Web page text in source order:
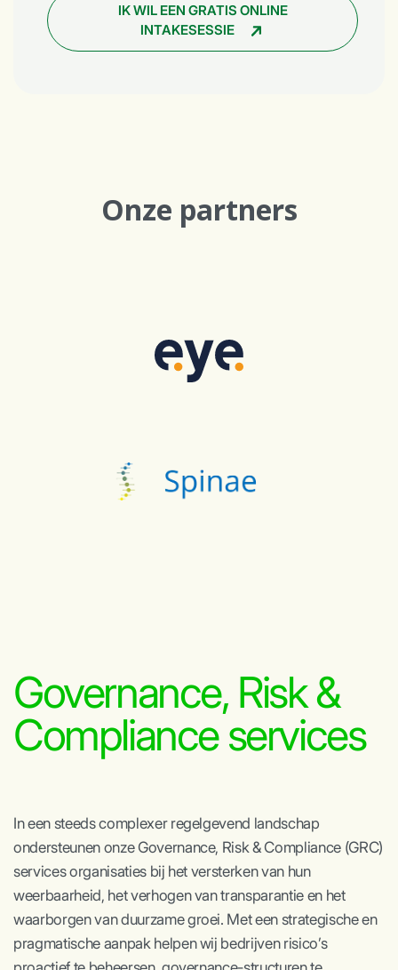
IK WIL EEN GRATIS ONLINE
INTAKESESSIE
Onze partners
Governance, Risk &
Compliance services
In een steeds complexer regelgevend landschap
ondersteunen onze Governance, Risk & Compliance (GRC)
services organisaties bij het versterken van hun
weerbaarheid, het verhogen van transparantie en het
waarborgen van duurzame groei. Met een strategische en
pragmatische aanpak helpen wij bedrijven risico’s